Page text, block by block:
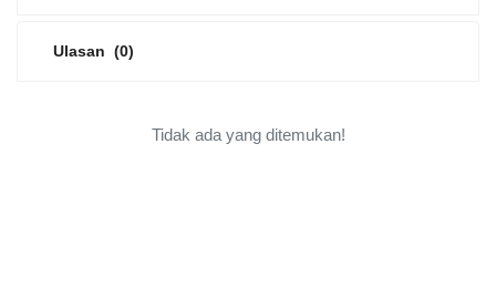
Ulasan (0)
Tidak ada yang ditemukan!